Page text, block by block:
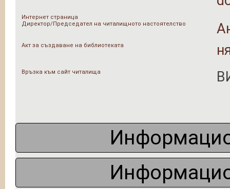
Интернет страница
Директор/Председател на читалищното настоятелство
Акт за създаване на библиотеката
Връзка към сайт читалища